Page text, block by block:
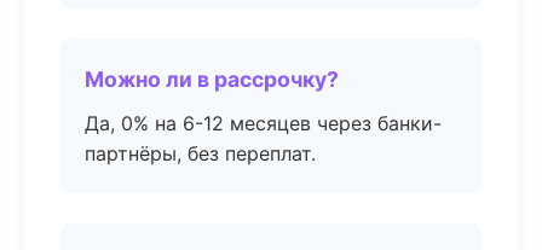
Можно ли в рассрочку?
Да, 0% на 6-12 месяцев через банки-
партнёры, без переплат.